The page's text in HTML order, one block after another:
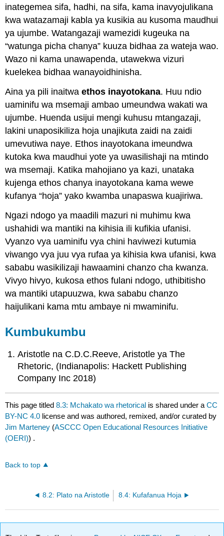
inategemea sifa, hadhi, na sifa, kama inavyojulikana
kwa watazamaji kabla ya kusikia au kusoma maudhui
ya ujumbe. Watangazaji wamezidi kugeuka na
“watunga picha chanya” kuuza bidhaa za wateja wao.
Wazo ni kama unawapenda, utawekwa vizuri
kuelekea bidhaa wanayoidhinisha.
Aina ya pili inaitwaethos inayotokana. Huu ndio
uaminifu wa msemaji ambao umeundwa wakati wa
ujumbe. Huenda usijui mengi kuhusu mtangazaji,
lakini unaposikiliza hoja unajikuta zaidi na zaidi
umevutiwa naye. Ethos inayotokana imeundwa
kutoka kwa maudhui yote ya uwasilishaji na mtindo
wa msemaji. Katika mahojiano ya kazi, unataka
kujenga ethos chanya inayotokana kama wewe
kufanya “hoja” yako kwamba unapaswa kuajiriwa.
Ngazi ndogo ya maadili mazuri ni muhimu kwa
ushahidi wa mantiki na kihisia ili kufikia ufanisi.
Vyanzo vya uaminifu vya chini haviwezi kutumia
viwango vya juu vya rufaa ya kihisia kwa ufanisi, kwa
sababu wasikilizaji hawaamini chanzo cha kwanza.
Vivyo hivyo, kukosa ethos fulani ndogo, uthibitisho
wa mantiki utapuuzwa, kwa sababu chanzo
haijulikani kama mtu ambaye ni mwaminifu.
Kumbukumbu
Aristotle na C.D.C.Reeve, Aristotle ya The
Rhetoric, (Indianapolis: Hackett Publishing
Company Inc 2018)
This page titled8.3: Mchakato wa rhetorical is shared under aCC
BY-NC 4.0 license and was authored, remixed, and/or curated by
Jim Marteney (ASCCC Open Educational Resources Initiative
(OERI)) .
Back to top
8.2: Plato na Aristotle 8.4: Kufafanua Hoja